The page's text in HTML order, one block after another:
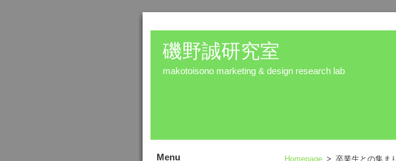
磯野誠研究室
makotoisono marketing & design research lab
Homepage > 卒業生との集ま
Menu